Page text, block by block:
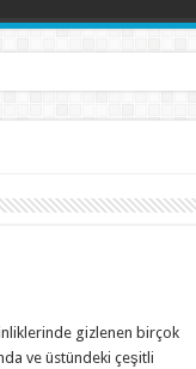
gizlenen birçok
ve üstündeki çeşitli